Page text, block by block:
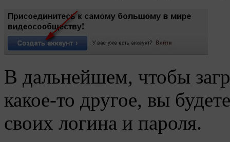
В дальнейшем, чтобы
какое-то другое, вы
своих логина и пароля.